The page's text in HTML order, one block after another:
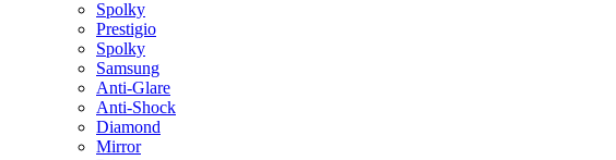
Spolky
Prestigio
Spolky
Samsung
Anti-Glare
Anti-Shock
Diamond
Mirror